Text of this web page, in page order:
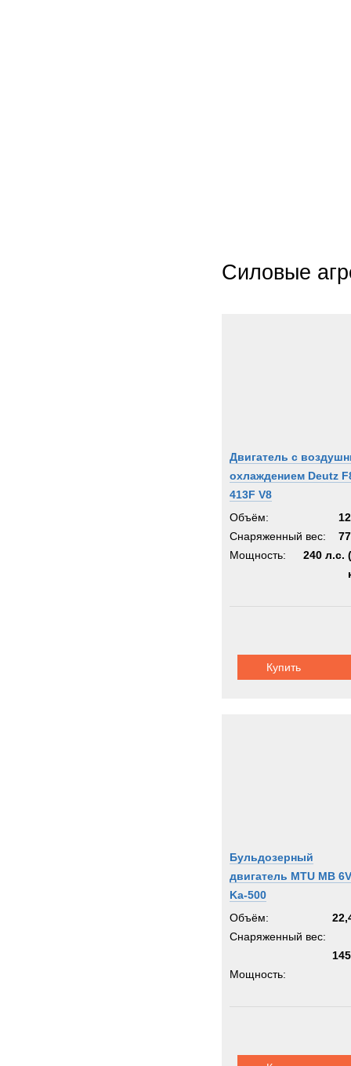
Силовые
Двигатель с
охлаждением Deutz
413F V8
Объём:
Снаряженный вес:
Мощность:
240 л.с.
Купить
Бульдозерный
двигатель MTU MB
Ka-500
Объём:
Снаряженный вес:
Мощность: